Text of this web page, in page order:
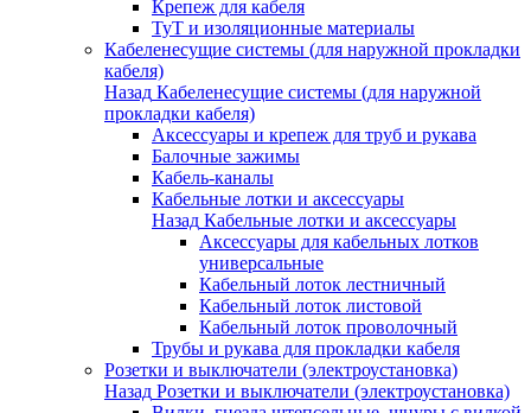
Крепеж для кабеля
ТуТ и изоляционные материалы
Кабеленесущие системы (для наружной прокладки
кабеля)
Назад Кабеленесущие системы (для наружной
прокладки кабеля)
Аксессуары и крепеж для труб и рукава
Балочные зажимы
Кабель-каналы
Кабельные лотки и аксессуары
Назад Кабельные лотки и аксессуары
Аксессуары для кабельных лотков
универсальные
Кабельный лоток лестничный
Кабельный лоток листовой
Кабельный лоток проволочный
Трубы и рукава для прокладки кабеля
Розетки и выключатели (электроустановка)
Назад Розетки и выключатели (электроустановка)